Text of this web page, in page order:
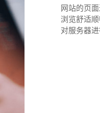
网站的页
浏览舒适
对服务器